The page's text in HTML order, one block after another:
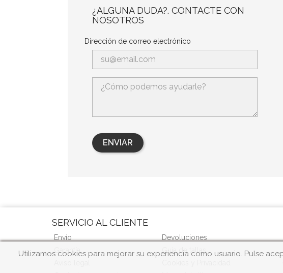
¿ALGUNA DUDA?. CONTACTE CON
NOSOTROS
Dirección de correo electrónico
SERVICIO AL CLIENTE
Envío
Devoluciones
Garantía
Guía de tallas
Utilizamos cookies para mejorar su experiencia como usuario. Pulse